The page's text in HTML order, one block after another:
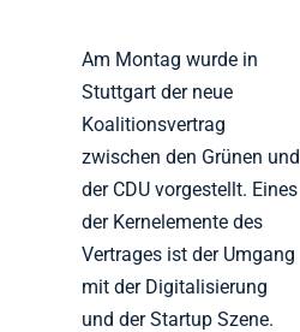
Am Montag wurde in
Stuttgart der neue
Koalitionsvertrag
zwischen den Grünen und
der CDU vorgestellt. Eines
der Kernelemente des
Vertrages ist der Umgang
mit der Digitalisierung
und der Startup Szene.